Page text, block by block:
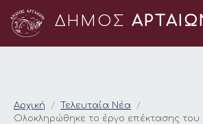
ΔΗΜΟΣ
Αρχική
Τελευταία Νέα
Ολοκληρώθηκε το έργο επέκτασης του